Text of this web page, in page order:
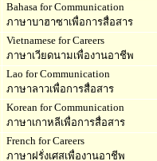
Bahasa for Communication
ภาษาบาฮาซาเพื่อการสื่อสาร
Vietnamese for Careers
ภาษาเวียดนามเพื่องานอาชีพ
Lao for Communication
ภาษาลาวเพื่อการสื่อสาร
Korean for Communication
ภาษาเกาหลีเพื่อการสื่อสาร
French for Careers
ภาษาฝรั่งเศสเพื่องานอาชีพ